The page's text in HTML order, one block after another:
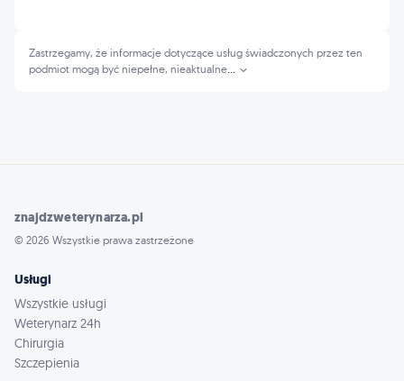
Zastrzegamy, że informacje dotyczące usług świadczonych przez ten
podmiot mogą być niepełne, nieaktualne
znajdzweterynarza.pl
© 2026 Wszystkie prawa zastrzeżone
Usługi
Wszystkie usługi
Weterynarz 24h
Chirurgia
Szczepienia